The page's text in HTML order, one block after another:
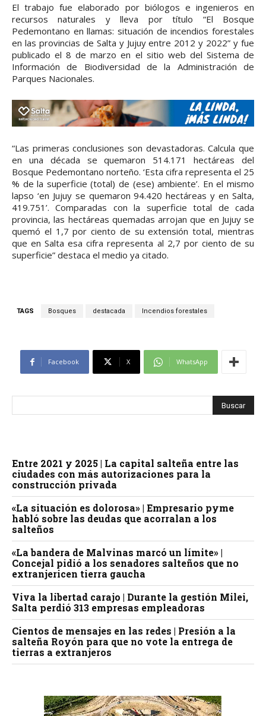
El trabajo fue elaborado por biólogos e ingenieros en
recursos naturales y lleva por título “El Bosque
Pedemontano en llamas: situación de incendios forestales
en las provincias de Salta y Jujuy entre 2012 y 2022” y fue
publicado el 8 de marzo en el sitio web del Sistema de
Información de Biodiversidad de la Administración de
Parques Nacionales.
“Las primeras conclusiones son devastadoras. Calcula que
en una década se quemaron 514.171 hectáreas del
Bosque Pedemontano norteño. ‘Esta cifra representa el 25
% de la superficie (total) de (ese) ambiente’. En el mismo
lapso ‘en Jujuy se quemaron 94.420 hectáreas y en Salta,
419.751’. Comparadas con la superficie total de cada
provincia, las hectáreas quemadas arrojan que en Jujuy se
quemó el 1,7 por ciento de su extensión total, mientras
que en Salta esa cifra representa al 2,7 por ciento de su
superficie” destaca el medio ya citado.
TAGS Bosques destacada Incendios forestales
Facebook X WhatsApp
Entre 2021 y 2025 | La capital salteña entre las
ciudades con más autorizaciones para la
construcción privada
«La situación es dolorosa» | Empresario pyme
habló sobre las deudas que acorralan a los
salteños
«La bandera de Malvinas marcó un límite» |
Concejal pidió a los senadores salteños que no
extranjericen tierra gaucha
Viva la libertad carajo | Durante la gestión Milei,
Salta perdió 313 empresas empleadoras
Cientos de mensajes en las redes | Presión a la
salteña Royón para que no vote la entrega de
tierras a extranjeros